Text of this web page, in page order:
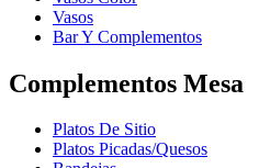
Vasos
Bar Y Complementos
Complementos Mesa
Platos De Sitio
Platos Picadas/Quesos